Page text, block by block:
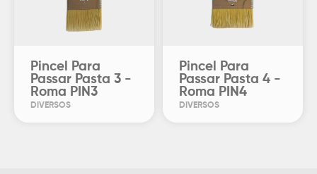
Pincel Para
Passar Pasta 3 -
Roma PIN3
DIVERSOS
Pincel Para
Passar Pasta 4 -
Roma PIN4
DIVERSOS